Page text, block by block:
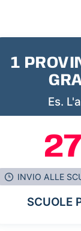
1
Es.
INVIO ALLE
SCUOLE